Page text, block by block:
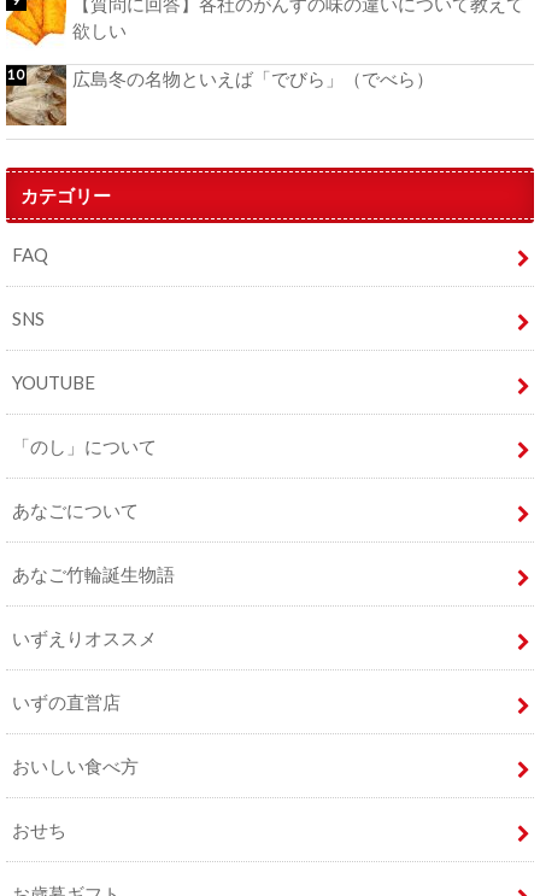
欲しい
広島冬の名物といえば「でびら」（でべら）
カテゴリー
FAQ
SNS
YOUTUBE
「のし」について
あなごについて
あなご竹輪誕生物語
いずえりオススメ
いずの直営店
おいしい食べ方
おせち